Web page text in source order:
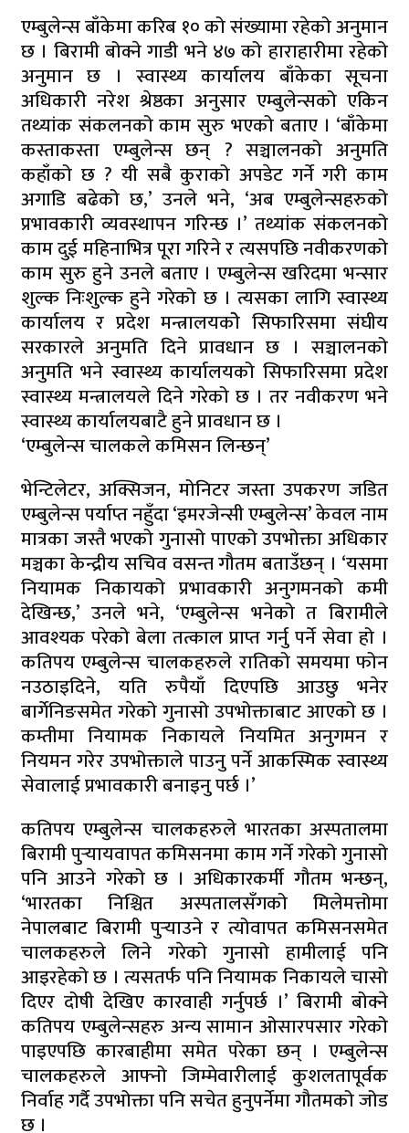
एम्बुलेन्स बाँकेमा करिब १० को संख्यामा रहेको अनुमान
छ । बिरामी बोक्ने गाडी भने ४७ को हाराहारीमा रहेको
अनुमान छ । स्वास्थ्य कार्यालय बाँकेका सूचना
अधिकारी नरेश श्रेष्ठका अनुसार एम्बुलेन्सको एकिन
तथ्यांक संकलनको काम सुरु भएको बताए । ‘बाँकेमा
कस्ताकस्ता एम्बुलेन्स छन् ? सञ्चालनको अनुमति
कहाँको छ ? यी सबै कुराको अपडेट गर्ने गरी काम
अगाडि बढेको छ,’ उनले भने, ‘अब एम्बुलेन्सहरुको
प्रभावकारी व्यवस्थापन गरिन्छ ।’ तथ्यांक संकलनको
काम दुई महिनाभित्र पूरा गरिने र त्यसपछि नवीकरणको
काम सुरु हुने उनले बताए । एम्बुलेन्स खरिदमा भन्सार
शुल्क निःशुल्क हुने गरेको छ । त्यसका लागि स्वास्थ्य
कार्यालय र प्रदेश मन्त्रालयकोे सिफारिसमा संघीय
सरकारले अनुमति दिने प्रावधान छ । सञ्चालनको
अनुमति भने स्वास्थ्य कार्यालयको सिफारिसमा प्रदेश
स्वास्थ्य मन्त्रालयले दिने गरेको छ । तर नवीकरण भने
स्वास्थ्य कार्यालयबाटै हुने प्रावधान छ ।
‘एम्बुलेन्स चालकले कमिसन लिन्छन्‌’
भेन्टिलेटर, अक्सिजन, मोनिटर जस्ता उपकरण जडित
एम्बुलेन्स पर्याप्त नहुँदा ‘इमरजेन्सी एम्बुलेन्स’ केवल नाम
मात्रका जस्तै भएको गुनासो पाएको उपभोक्ता अधिकार
मञ्चका केन्द्रीय सचिव वसन्त गौतम बताउँछन् । ‘यसमा
नियामक निकायको प्रभावकारी अनुगमनको कमी
देखिन्छ,’ उनले भने, ‘एम्बुलेन्स भनेको त बिरामीले
आवश्यक परेको बेला तत्काल प्राप्त गर्नु पर्ने सेवा हो ।
कतिपय एम्बुलेन्स चालकहरुले रातिको समयमा फोन
नउठाइदिने, यति रुपैयाँ दिएपछि आउछु भनेर
बार्गेनिङसमेत गरेको गुनासो उपभोक्ताबाट आएको छ ।
कम्तीमा नियामक निकायले नियमित अनुगमन र
नियमन गरेर उपभोक्ताले पाउनु पर्ने आकस्मिक स्वास्थ्य
सेवालाई प्रभावकारी बनाइनु पर्छ ।’
कतिपय एम्बुलेन्स चालकहरुले भारतका अस्पतालमा
बिरामी पुर्‍यायवापत कमिसनमा काम गर्ने गरेको गुनासो
पनि आउने गरेको छ । अधिकारकर्मी गौतम भन्छन्,
‘भारतका निश्चित अस्पतालसँगको मिलेमत्तोमा
नेपालबाट बिरामी पुर्‍याउने र त्योवापत कमिसनसमेत
चालकहरुले लिने गरेको गुनासो हामीलाई पनि
आइरहेको छ । त्यसतर्फ पनि नियामक निकायले चासो
दिएर दोषी देखिए कारवाही गर्नुपर्छ ।’ बिरामी बोक्ने
कतिपय एम्बुलेन्सहरु अन्य सामान ओसारपसार गरेको
पाइएपछि कारबाहीमा समेत परेका छन् । एम्बुलेन्स
चालकहरुले आफ्नो जिम्मेवारीलाई कुशलतापूर्वक
निर्वाह गर्दै उपभोक्ता पनि सचेत हुनुपर्नेमा गौतमको जोड
छ ।